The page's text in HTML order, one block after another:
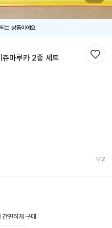
는 상품이에요
마루카 2종 세트
2
간편하게 구매
찜하